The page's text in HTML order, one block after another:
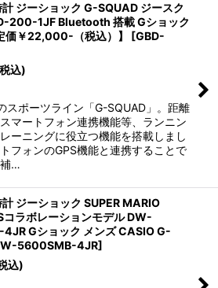
ジーショック G-SQUAD ジースク
200-1JF Bluetooth 搭載 Gショック
価￥22,000-（税込）】
[GBD-
込)
スポーツライン「G-SQUAD」。距離
マートフォン連携機能等、ランニン
ーニングに役立つ機能を搭載しまし
フォンのGPS機能と連携することで
…
ジーショック SUPER MARIO
コラボレーションモデル DW-
Gショック メンズ CASIO G-
5600SMB-4JR]
込)